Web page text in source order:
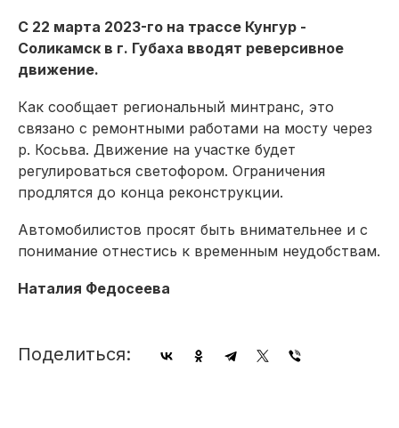
С 22 марта 2023-го на трассе Кунгур -
Соликамск в г. Губаха вводят реверсивное
движение.
Как сообщает региональный минтранс, это
связано с ремонтными работами на мосту через
р. Косьва. Движение на участке будет
регулироваться светофором. Ограничения
продлятся до конца реконструкции.
Автомобилистов просят быть внимательнее и с
понимание отнестись к временным неудобствам.
Наталия Федосеева
Поделиться: